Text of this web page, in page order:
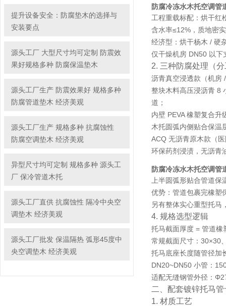
提升设备安全：防腐垫木的选择与
安装要点
源头工厂 大型尺寸均可定制 防震效
果好规格多种 防腐保温垫木
源头工厂生产 防震效果好 规格多种
防腐管道垫木 经济美观
源头工厂生产 规格多种 抗腐蚀性
防腐空调垫木 经济美观
异型尺寸均可定制 规格多种 源头工
厂 保冷管道木托
源头工厂直供 抗腐蚀性 隔冷中央空
调垫木 经济美观
源头工厂批发 保温隔热 弧形45度中
央空调垫木 经济美观
防腐冷冻水木托空调管
工程重载标配：烘干红
含水率≤12%，质地密
经济型：烘干杨木 / 硬
仅干燥机房 DN50 以下
2. 三种防腐处理（
沥青真空浸透款（机房
整块木料高压浸沥青 8
道；
内壁 PEVA 橡塑复合
木托圆弧内侧贴合保温
ACQ 无沥青原木款（
环保药剂浸渍，无沥青
防腐冷冻水木托空调管
上半圆弧形贴合管道
优势：管道包裹完橡塑
另有整体实心重型托马
4. 规格选型逻辑
托马截面厚度 = 管道橡
常规截面尺寸：30×30
托马底座长度随管径加
DN20~DN50 小管：
适配无缝钢管外径 ：
二、配套镀锌托马
1. 材质工艺